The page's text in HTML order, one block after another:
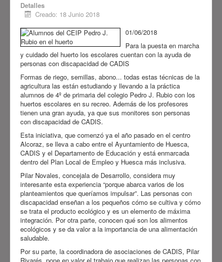
El proyecto Huesca más inclusiva
está promovido por el
Ayuntamiento de Huesca
Fundación “la Caixa”, elGobierno
de Aragón, laDiputación Provincial
de Huesca, laComarca de
Sobrarbe, elAyuntamiento de
SabiñánigoyCADIS Huescay
cuenta con la colaboración de
Avanza. Pretende conseguir
avances significativos en la
inclusión de las personas con
discapacidad y/o dependencia.
Ver más
Detalles
Creado: 18 Junio 2018
01/06/2018
Para la puesta en marcha
y cuidado del huerto los escolares cuentan con la ayuda de
personas con discapacidad de CADIS
Formas de riego, semillas, abono... todas estas técnicas de la
agricultura las están estudiando y llevando a la práctica
alumnos de 4º de primaria del colegio Pedro J. Rubio con los
huertos escolares en su recreo. Además de los profesores
tienen una gran ayuda, ya que sus monitores son personas
con discapacidad de CADIS.
Esta iniciativa, que comenzó ya el año pasado en el centro
Alcoraz, se lleva a cabo entre el Ayuntamiento de Huesca,
CADIS y el Departamento de Educación y está enmarcada
dentro del Plan Local de Empleo y Huesca más inclusiva.
Pilar Novales, concejala de Desarrollo, considera muy
interesante esta experiencia “porque abarca varios de los
planteamientos que queríamos impulsar”. Las personas con
discapacidad enseñan a los pequeños cómo se cultiva y cómo
se trata el producto ecológico y es un elemento de máxima
integración. Por otra parte, conocen qué son los alimentos
ecológicos y se da valor a la importancia de una alimentación
saludable.
Por su parte, la coordinadora de asociaciones de CADIS, Pilar